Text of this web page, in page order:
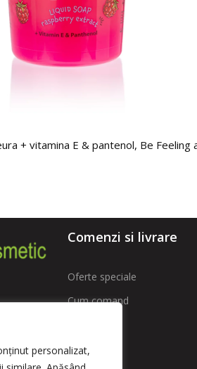
personalizat,
+ vitamina E & pantenol, Be Feeling
Comenzi si livrare
Oferte speciale
Cum comand
Contact